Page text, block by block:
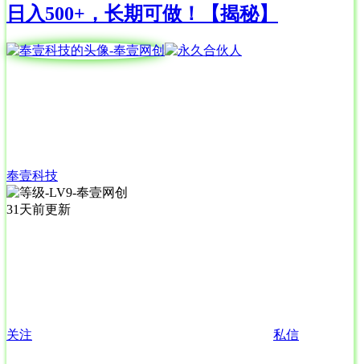
日入500+，长期可做！【揭秘】
奉壹科技
31天前更新
关注 私信